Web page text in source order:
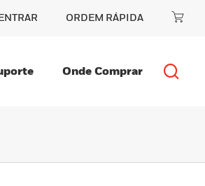
ORDEM RÁPIDA
Onde Comprar